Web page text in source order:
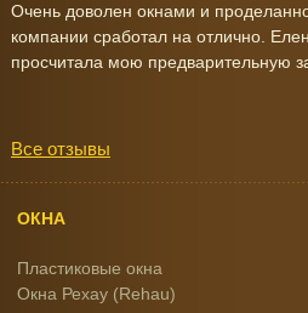
Очень доволен окнами и
компании сработал на отлично.
просчитала мою предварительную
Все отзывы
ОКНА
Пластиковые окна
Окна Рехау (Rehau)